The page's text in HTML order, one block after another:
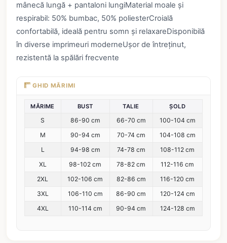
mânecă lungă + pantaloni lungiMaterial moale și
respirabil: 50% bumbac, 50% poliesterCroială
confortabilă, ideală pentru somn și relaxareDisponibilă
în diverse imprimeuri moderneUșor de întreținut,
rezistentă la spălări frecvente
GHID MĂRIMI
MĂRIME BUST TALIE ȘOLD
S 86-90 cm 66-70 cm
100-104 cm
M
90-94 cm 70-74 cm
104-108 cm
L
94-98 cm 74-78 cm
108-112 cm
XL
98-102 cm 78-82 cm
112-116 cm
2XL
102-106 cm 82-86 cm
116-120 cm
3XL
106-110 cm 86-90 cm
120-124 cm
4XL
110-114 cm 90-94 cm 124-128 cm